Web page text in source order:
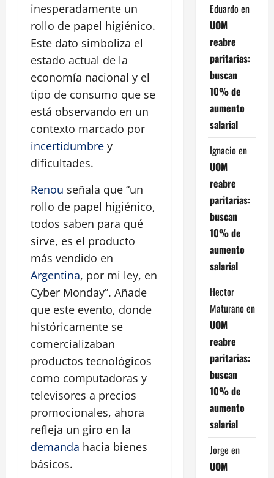
inesperadamente un
rollo de papel higiénico.
Este dato simboliza el
estado actual de la
economía nacional y el
tipo de consumo que se
está observando en un
contexto marcado por
incertidumbre y
dificultades.
Renou señala que un
rollo de papel higiénico,
todos saben para qué
sirve, es el producto
más vendido en
Argentina, por mi ley, en
Cyber Monday . Añade
que este evento, donde
históricamente se
comercializaban
productos tecnológicos
como computadoras y
televisores a precios
promocionales, ahora
refleja un giro en la
demanda hacia bienes
básicos.
Eduardo en
UOM
reabre
paritarias:
buscan
10% de
aumento
salarial
Ignacio en
UOM
reabre
paritarias:
buscan
10% de
aumento
salarial
Hector
Maturano en
UOM
reabre
paritarias:
buscan
10% de
aumento
salarial
Jorge en
UOM